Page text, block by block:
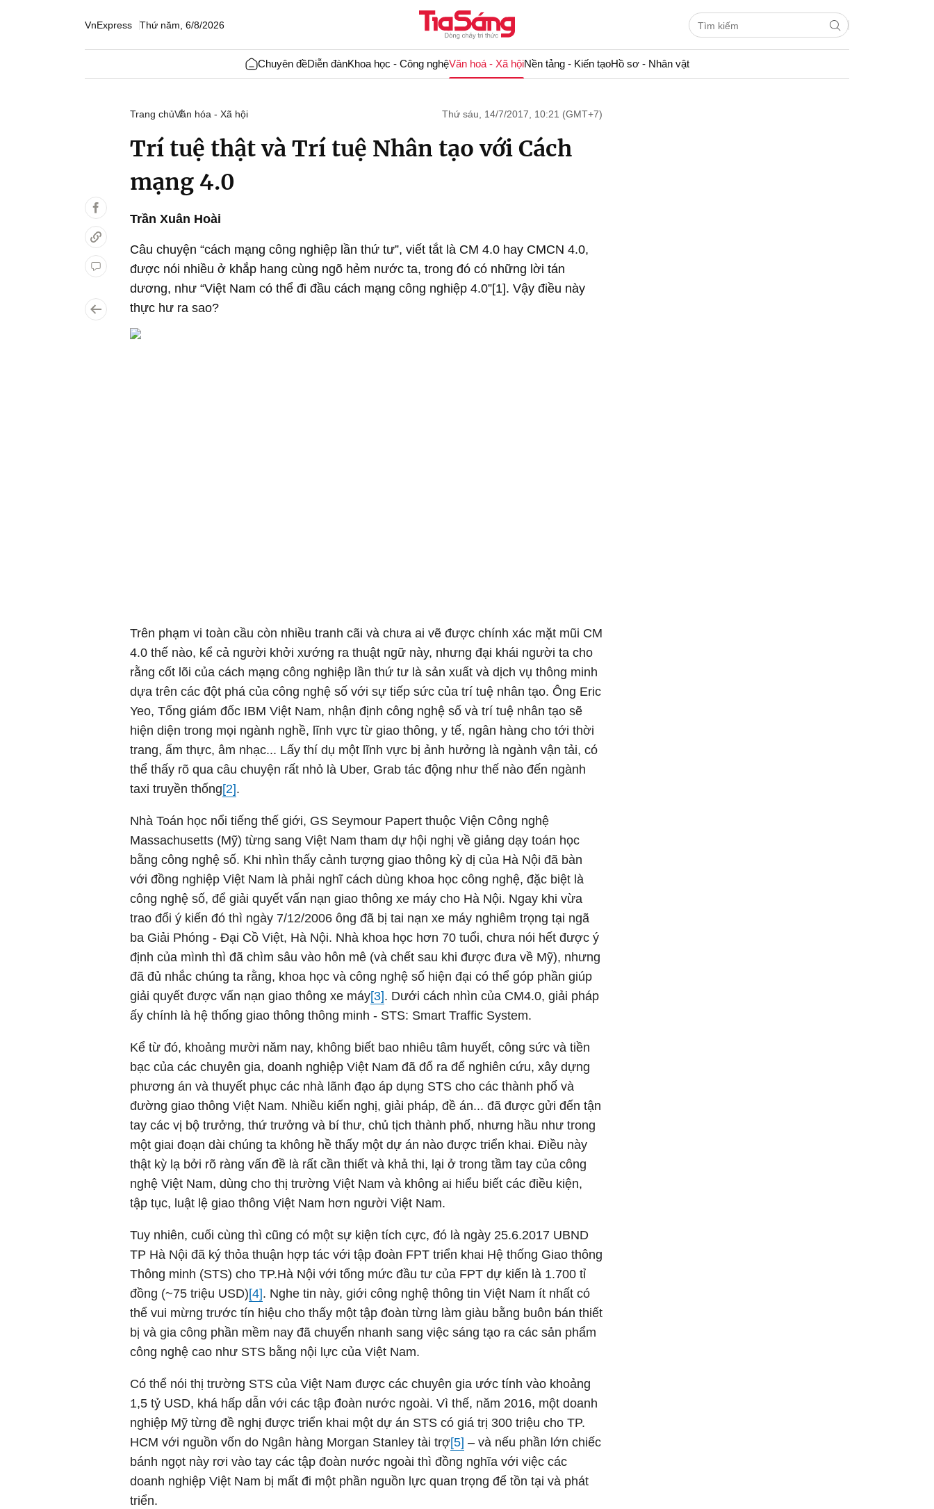
VnExpress Thứ năm, 6/8/2026
Chuyên đềDiễn đànKhoa học - Công nghệVăn hoá - Xã hộiNền tảng - Kiến tạoHồ sơ - Nhân vật
Trang chủVăn hóa - Xã hội Thứ sáu, 14/7/2017, 10:21 (GMT+7)
Trí tuệ thật và Trí tuệ Nhân tạo với Cách
mạng 4.0
Trần Xuân Hoài
Câu chuyện “cách mạng công nghiệp lần thứ tư”, viết tắt là CM 4.0 hay CMCN 4.0,
được nói nhiều ở khắp hang cùng ngõ hẻm nước ta, trong đó có những lời tán
dương, như “Việt Nam có thể đi đầu cách mạng công nghiệp 4.0”[1]. Vậy điều này
thực hư ra sao?
Trên phạm vi toàn cầu còn nhiều tranh cãi và chưa ai vẽ được chính xác mặt mũi CM
4.0 thế nào, kể cả người khởi xướng ra thuật ngữ này, nhưng đại khái người ta cho
rằng cốt lõi của cách mạng công nghiệp lần thứ tư là sản xuất và dịch vụ thông minh
dựa trên các đột phá của công nghệ số với sự tiếp sức của trí tuệ nhân tạo. Ông Eric
Yeo, Tổng giám đốc IBM Việt Nam, nhận định công nghệ số và trí tuệ nhân tạo sẽ
hiện diện trong mọi ngành nghề, lĩnh vực từ giao thông, y tế, ngân hàng cho tới thời
trang, ẩm thực, âm nhạc... Lấy thí dụ một lĩnh vực bị ảnh hưởng là ngành vận tải, có
thể thấy rõ qua câu chuyện rất nhỏ là Uber, Grab tác động như thế nào đến ngành
taxi truyền thống[2].
Nhà Toán học nổi tiếng thế giới, GS Seymour Papert thuộc Viện Công nghệ
Massachusetts (Mỹ) từng sang Việt Nam tham dự hội nghị về giảng dạy toán học
bằng công nghệ số. Khi nhìn thấy cảnh tượng giao thông kỳ dị của Hà Nội đã bàn
với đồng nghiệp Việt Nam là phải nghĩ cách dùng khoa học công nghệ, đặc biệt là
công nghệ số, để giải quyết vấn nạn giao thông xe máy cho Hà Nội. Ngay khi vừa
trao đổi ý kiến đó thì ngày 7/12/2006 ông đã bị tai nạn xe máy nghiêm trọng tại ngã
ba Giải Phóng - Đại Cồ Việt, Hà Nội. Nhà khoa học hơn 70 tuổi, chưa nói hết được ý
định của mình thì đã chìm sâu vào hôn mê (và chết sau khi được đưa về Mỹ), nhưng
đã đủ nhắc chúng ta rằng, khoa học và công nghệ số hiện đại có thể góp phần giúp
giải quyết được vấn nạn giao thông xe máy[3]. Dưới cách nhìn của CM4.0, giải pháp
ấy chính là hệ thống giao thông thông minh - STS: Smart Traffic System.
Kể từ đó, khoảng mười năm nay, không biết bao nhiêu tâm huyết, công sức và tiền
bạc của các chuyên gia, doanh nghiệp Việt Nam đã đổ ra để nghiên cứu, xây dựng
phương án và thuyết phục các nhà lãnh đạo áp dụng STS cho các thành phố và
đường giao thông Việt Nam. Nhiều kiến nghị, giải pháp, đề án... đã được gửi đến tận
tay các vị bộ trưởng, thứ trưởng và bí thư, chủ tịch thành phố, nhưng hầu như trong
một giai đoạn dài chúng ta không hề thấy một dự án nào được triển khai. Điều này
thật kỳ lạ bởi rõ ràng vấn đề là rất cần thiết và khả thi, lại ở trong tầm tay của công
nghệ Việt Nam, dùng cho thị trường Việt Nam và không ai hiểu biết các điều kiện,
tập tục, luật lệ giao thông Việt Nam hơn người Việt Nam.
Tuy nhiên, cuối cùng thì cũng có một sự kiện tích cực, đó là ngày 25.6.2017 UBND
TP Hà Nội đã ký thỏa thuận hợp tác với tập đoàn FPT triển khai Hệ thống Giao thông
Thông minh (STS) cho TP.Hà Nội với tổng mức đầu tư của FPT dự kiến là 1.700 tỉ
đồng (~75 triệu USD)[4]. Nghe tin này, giới công nghệ thông tin Việt Nam ít nhất có
thể vui mừng trước tín hiệu cho thấy một tập đoàn từng làm giàu bằng buôn bán thiết
bị và gia công phần mềm nay đã chuyển nhanh sang việc sáng tạo ra các sản phẩm
công nghệ cao như STS bằng nội lực của Việt Nam.
Có thể nói thị trường STS của Việt Nam được các chuyên gia ước tính vào khoảng
1,5 tỷ USD, khá hấp dẫn với các tập đoàn nước ngoài. Vì thế, năm 2016, một doanh
nghiệp Mỹ từng đề nghị được triển khai một dự án STS có giá trị 300 triệu cho TP.
HCM với nguồn vốn do Ngân hàng Morgan Stanley tài trợ[5] – và nếu phần lớn chiếc
bánh ngọt này rơi vào tay các tập đoàn nước ngoài thì đồng nghĩa với việc các
doanh nghiệp Việt Nam bị mất đi một phần nguồn lực quan trọng để tồn tại và phát
triển.